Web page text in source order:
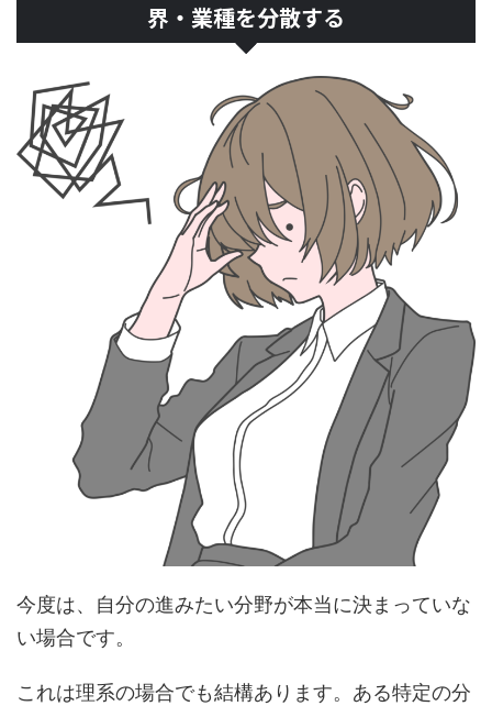
界・業種を分散する
今度は、自分の進みたい分野が本当に決まっていな
い場合です。
これは理系の場合でも結構あります。ある特定の分